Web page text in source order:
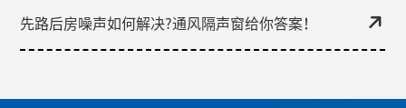
先路后房噪声如何解决?通风隔声窗给你答案！